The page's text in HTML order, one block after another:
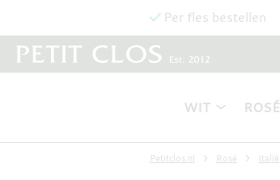
Per fles bestellen
WIT ROSÉ
Petitclos.nl Rosé Italië